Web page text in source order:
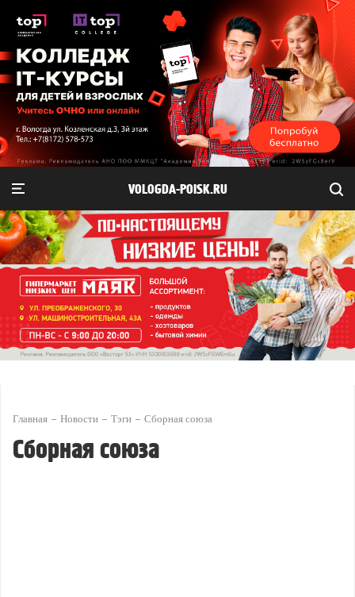
VOLOGDA-POISK.RU
Главная Новости Тэги Сборная союза
Сборная союза